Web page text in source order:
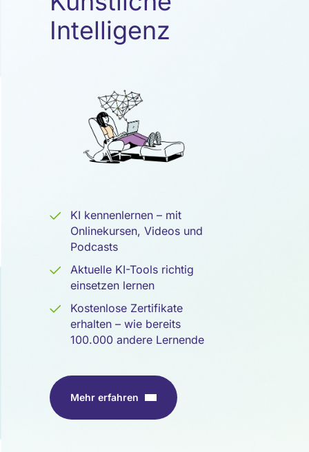
Intelligenz
Intelligenz
KI kennenlernen – mit
Onlinekursen, Videos und
Podcasts
Aktuelle KI-Tools richtig
einsetzen lernen
Kostenlose Zertifikate
erhalten – wie bereits
100.000 andere Lernende
Mehr erfahren